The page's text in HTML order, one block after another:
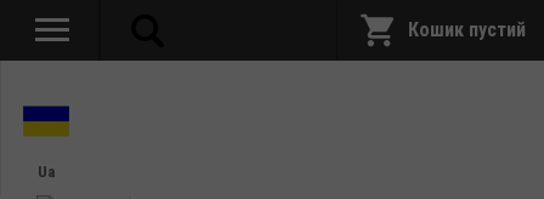
Ua
Кошик пустий